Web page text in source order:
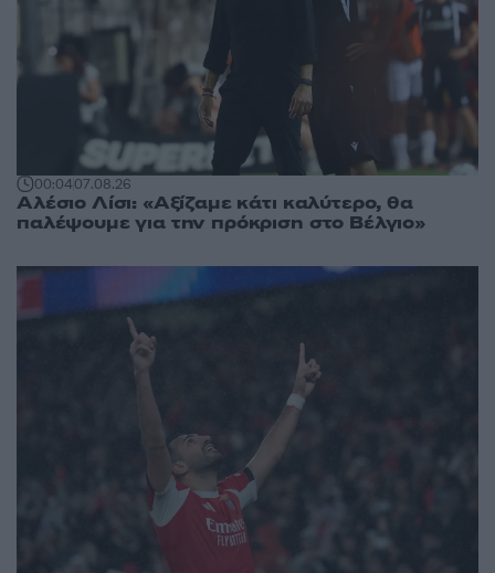
00:0407.08.26
Αλέσιο Λίσι: «Αξίζαμε κάτι καλύτερο, θα
παλέψουμε για την πρόκριση στο Βέλγιο»